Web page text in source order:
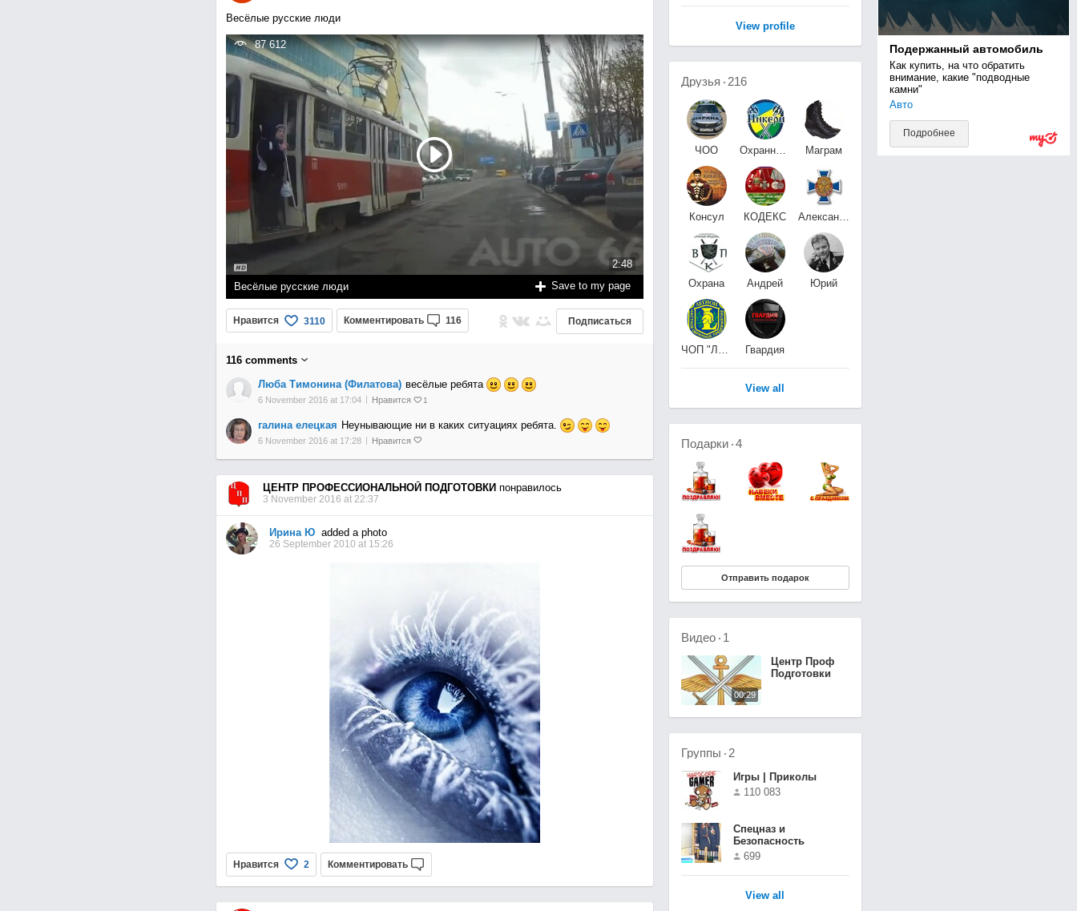
Весёлые русские люди
2:48
87 612
Весёлые русские люди Save to my page
Подписаться
Нравится 3110 Комментировать 116
116comments
Люба Тимонина (Филатова) весёлые ребята
6 November 2016 at 17:04 Нравится 1
галина елецкая Неунывающие ни в каких ситуациях ребята.
6 November 2016 at 17:28 Нравится
ЦЕНТР ПРОФЕССИОНАЛЬНОЙ ПОДГОТОВКИпонравилось
3 November 2016 at 22:37
Ирина Юadded a photo
26 September 2010 at 15:26
Нравится 2 Комментировать
View profile
Подержанный автомобиль
Как купить, на что обратить
внимание, какие "подводные
камни"
Авто
Подробнее
Друзья 216
ЧОО
Охранная организация
Маграм
Консул
КОДЕКС
Александр
Охрана
Андрей
Юрий
ЧОП "Легион"
Гвардия
View all
Подарки 4
Отправить подарок
Видео 1
00:29
Центр Проф
Подготовки
Группы 2
Игры | Приколы
110 083
Спецназ и
Безопасность
699
View all